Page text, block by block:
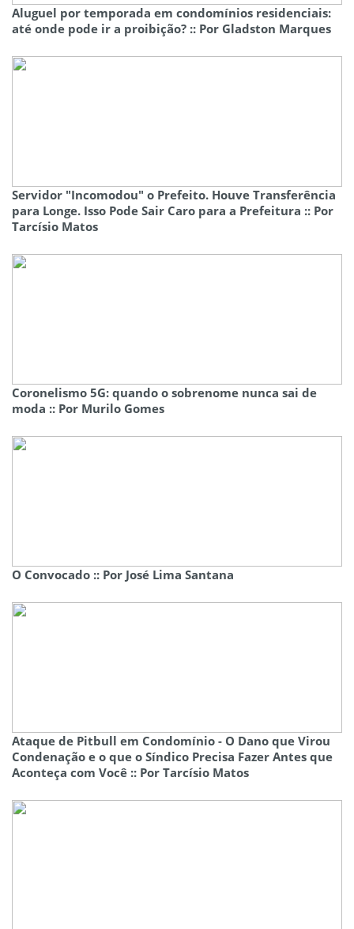
Aluguel por temporada em condomínios residenciais:
até onde pode ir a proibição? :: Por Gladston Marques
Servidor "Incomodou" o Prefeito. Houve Transferência
para Longe. Isso Pode Sair Caro para a Prefeitura :: Por
Tarcísio Matos
Coronelismo 5G: quando o sobrenome nunca sai de
moda :: Por Murilo Gomes
O Convocado :: Por José Lima Santana
Ataque de Pitbull em Condomínio - O Dano que Virou
Condenação e o que o Síndico Precisa Fazer Antes que
Aconteça com Você :: Por Tarcísio Matos